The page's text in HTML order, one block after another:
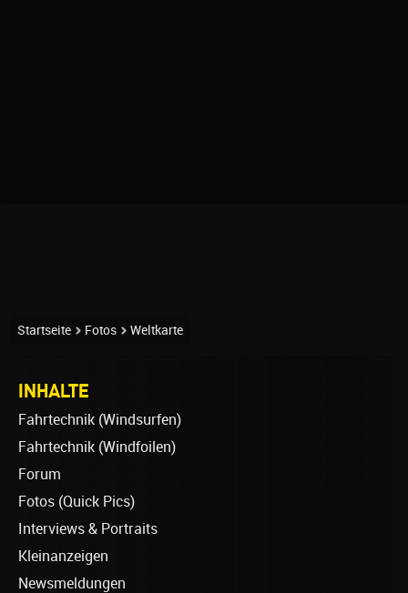
Startseite Fotos Weltkarte
INHALTE
Fahrtechnik (Windsurfen)
Fahrtechnik (Windfoilen)
Forum
Fotos (Quick Pics)
Interviews & Portraits
Kleinanzeigen
Newsmeldungen